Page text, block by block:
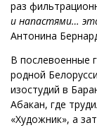
раз
и напастями…
Антонина
В послевоенные
родной
изостудий в
Абакан, где
«Художник», а